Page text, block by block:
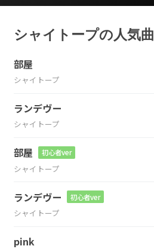
シャイトープの人気曲
部屋
シャイトープ
ランデヴー
シャイトープ
部屋 初心者ver
シャイトープ
ランデヴー 初心者ver
シャイトープ
pink